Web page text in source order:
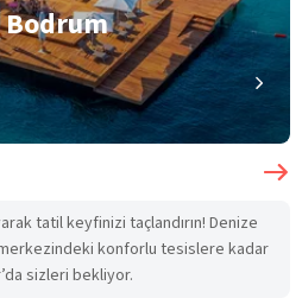
Bodrum
tatil keyfinizi taçlandırın! Denize
konforlu tesislere kadar
sizleri bekliyor.